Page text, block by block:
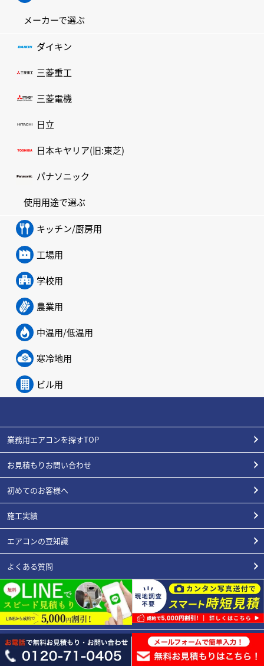
メーカーで選ぶ
ダイキン
三菱重工
三菱電機
日立
日本キヤリア(旧:東芝)
パナソニック
使用用途で選ぶ
キッチン/厨房用
工場用
学校用
農業用
中温用/低温用
寒冷地用
ビル用
業務用エアコンを探すTOP
お見積もりお問い合わせ
初めてのお客様へ
施工実績
エアコンの豆知識
よくある質問
スタッフ紹介
業種別
会社概要